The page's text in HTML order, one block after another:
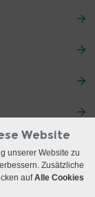
Website
unserer Website zu
Zusätzliche
aufAlle Cookies